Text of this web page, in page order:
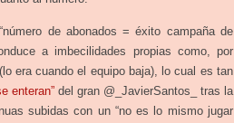
de abonados = éxito campaña de
a imbecilidades propias como, por
era cuando el equipo baja), lo cual es tan
enteran”del gran @_JavierSantos_ tras la
subidas con un “no es lo mismo jugar